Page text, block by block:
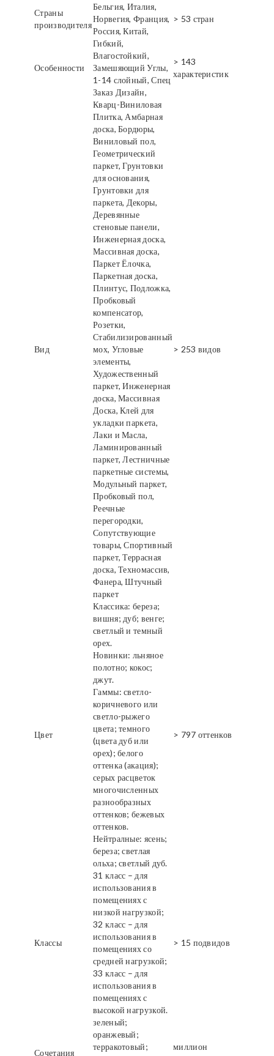
Страны
производителя
Бельгия, Италия,
Норвегия, Франция,
Россия, Китай,
> 53 стран
Особенности
Гибкий,
Влагостойкий,
Замешяющий Углы,
1-14 слойный, Спец
Заказ Дизайн,
> 143
характеристик
Вид
Кварц-Виниловая
Плитка, Амбарная
доска, Бордюры,
Виниловый пол,
Геометрический
паркет, Грунтовки
для основания,
Грунтовки для
паркета, Декоры,
Деревянные
стеновые панели,
Инженерная доска,
Массивная доска,
Паркет Ёлочка,
Паркетная доска,
Плинтус, Подложка,
Пробковый
компенсатор,
Розетки,
Стабилизированный
мох, Угловые
элементы,
Художественный
паркет, Инженерная
доска, Массивная
Доска, Клей для
укладки паркета,
Лаки и Масла,
Ламинированный
паркет, Лестничные
паркетные системы,
Модульный паркет,
Пробковый пол,
Реечные
перегородки,
Сопутствующие
товары, Спортивный
паркет, Террасная
доска, Техномассив,
Фанера, Штучный
паркет
> 253 видов
Цвет
Классика: береза;
вишня; дуб; венге;
светлый и темный
орех.
Новинки: льняное
полотно; кокос;
джут.
Гаммы: светло-
коричневого или
светло-рыжего
цвета; темного
(цвета дуб или
орех); белого
оттенка (акация);
серых расцветок
многочисленных
разнообразных
оттенков; бежевых
оттенков.
Нейтралные: ясень;
береза; светлая
ольха; светлый дуб.
> 797 оттенков
Классы
31 класс – для
использования в
помещениях с
низкой нагрузкой;
32 класс – для
использования в
помещениях со
средней нагрузкой;
33 класс – для
использования в
помещениях с
высокой нагрузкой.
> 15 подвидов
Сочетания
зеленый;
оранжевый;
терракотовый;
миллион